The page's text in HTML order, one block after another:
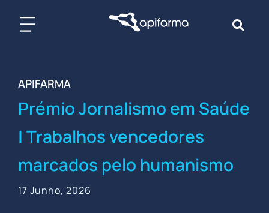
APIFARMA
Prémio Jornalismo em Saúde
| Trabalhos vencedores
marcados pelo humanismo
17 Junho, 2026